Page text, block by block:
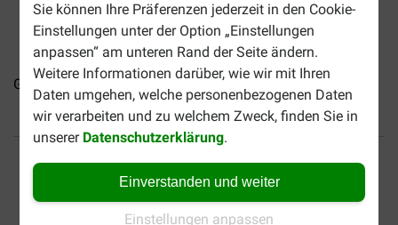
Sie können Ihre Präferenzen jederzeit in den Cookie-
Einstellungen unter der Option „Einstellungen
anpassen“ am unteren Rand der Seite ändern.
Weitere Informationen darüber, wie wir mit Ihren
Daten umgehen, welche personenbezogenen Daten
wir verarbeiten und zu welchem Zweck, finden Sie in
unserer Datenschutzerklärung.
Einverstanden und weiter
Einstellungen anpassen
Geschälte Erdnüsse